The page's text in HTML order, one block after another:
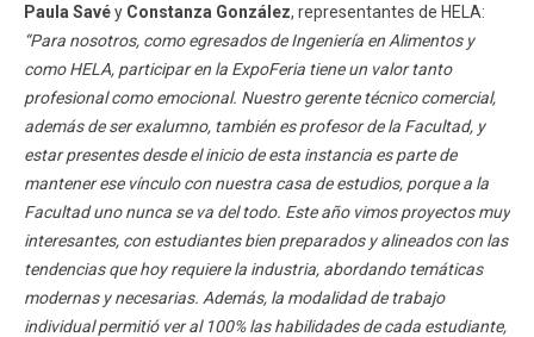
Paula Savéy Constanza González, representantes de HELA:
“Para nosotros, como egresados de Ingeniería en Alimentos y
como HELA, participar en la ExpoFeria tiene un valor tanto
profesional como emocional. Nuestro gerente técnico comercial,
además de ser exalumno, también es profesor de la Facultad, y
estar presentes desde el inicio de esta instancia es parte de
mantener ese vínculo con nuestra casa de estudios, porque a la
Facultad uno nunca se va del todo. Este año vimos proyectos muy
interesantes, con estudiantes bien preparados y alineados con las
tendencias que hoy requiere la industria, abordando temáticas
modernas y necesarias. Además, la modalidad de trabajo
individual permitió ver al 100% las habilidades de cada estudiante,